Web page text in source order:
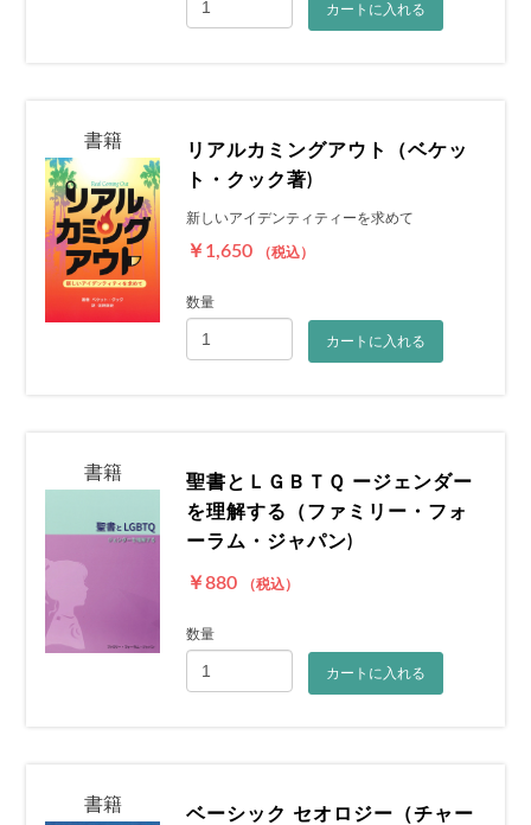
カートに入れる
書籍
リアルカミングアウト（ベケッ
ト・クック著)
新しいアイデンティティーを求めて
￥1,650 （税込）
数量
カートに入れる
書籍
聖書とＬＧＢＴＱ ージェンダー
を理解する（ファミリー・フォ
ーラム・ジャパン)
￥880 （税込）
数量
カートに入れる
書籍
ベーシック セオロジー（チャー
お買い物を続ける